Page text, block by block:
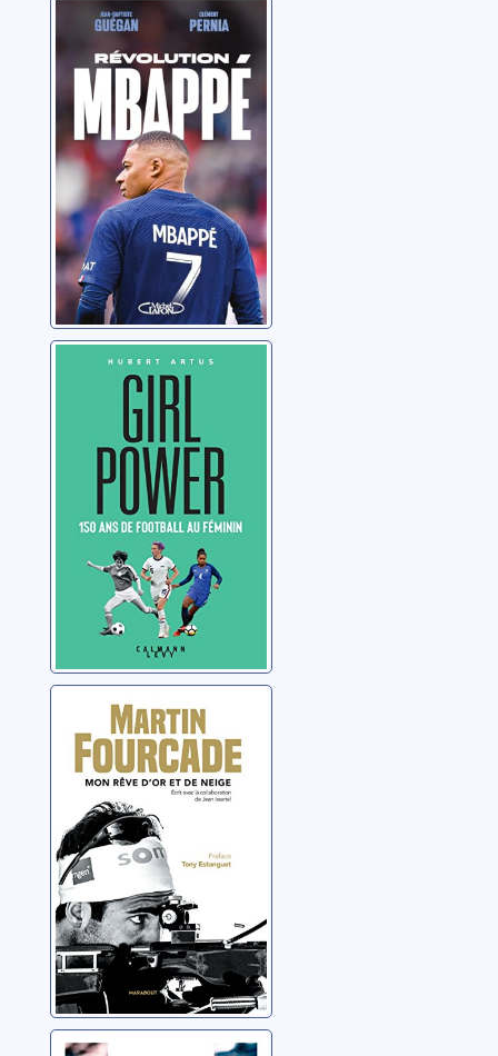
Révolution
Mbappé
Guegan, Jean-Baptiste
Girl power: 150
ans de football
au féminin
Artus, Hubert
Mon rêve d'or et
de neige
Fourcade, Martin